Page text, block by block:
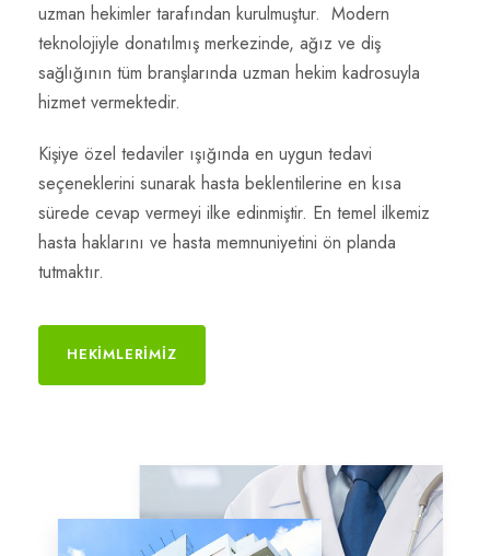
uzman hekimler tarafından kurulmuştur. Modern
teknolojiyle donatılmış merkezinde, ağız ve diş
sağlığının tüm branşlarında uzman hekim kadrosuyla
hizmet vermektedir.
Kişiye özel tedaviler ışığında en uygun tedavi
seçeneklerini sunarak hasta beklentilerine en kısa
sürede cevap vermeyi ilke edinmiştir. En temel ilkemiz
hasta haklarını ve hasta memnuniyetini ön planda
tutmaktır.
HEKIMLERIMIZ